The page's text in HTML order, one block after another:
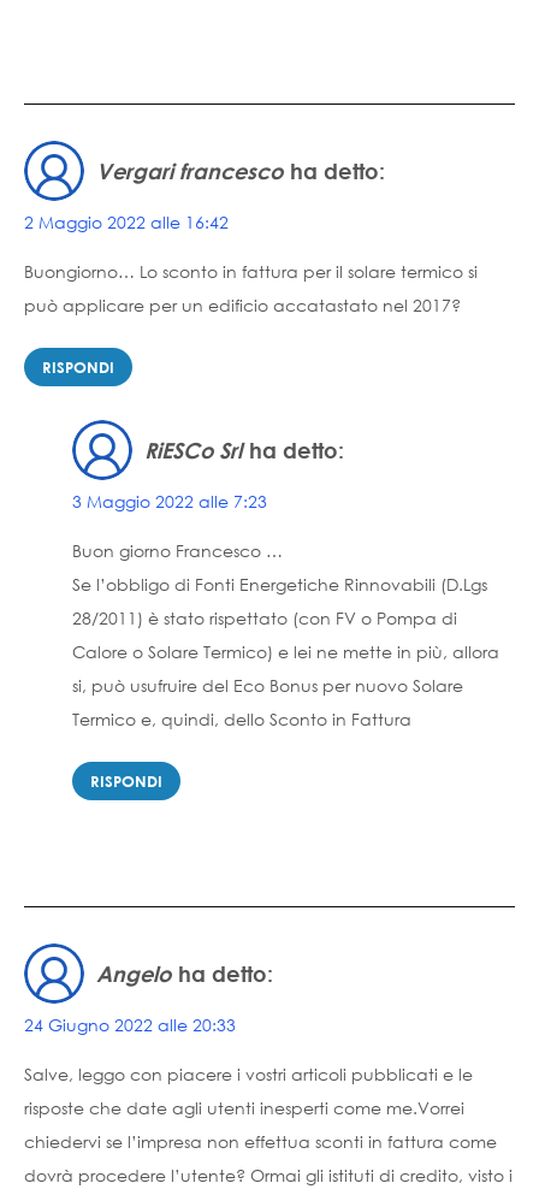
Vergari francesco ha detto:
2 Maggio 2022 alle 16:42
Buongiorno… Lo sconto in fattura per il solare termico si
può applicare per un edificio accatastato nel 2017?
RISPONDI
RiESCo Srl ha detto:
3 Maggio 2022 alle 7:23
Buon giorno Francesco …
Se l’obbligo di Fonti Energetiche Rinnovabili (D.Lgs
28/2011) è stato rispettato (con FV o Pompa di
Calore o Solare Termico) e lei ne mette in più, allora
si, può usufruire del Eco Bonus per nuovo Solare
Termico e, quindi, dello Sconto in Fattura
RISPONDI
Angelo ha detto:
24 Giugno 2022 alle 20:33
Salve, leggo con piacere i vostri articoli pubblicati e le
risposte che date agli utenti inesperti come me.Vorrei
chiedervi se l’impresa non effettua sconti in fattura come
dovrà procedere l’utente? Ormai gli istituti di credito, visto i